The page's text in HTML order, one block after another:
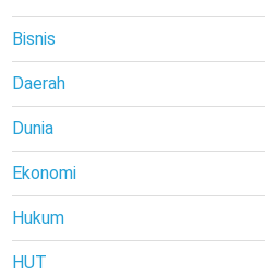
Bisnis
Daerah
Dunia
Ekonomi
Hukum
HUT